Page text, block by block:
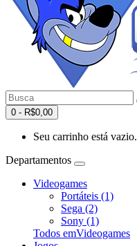
0 - R$0,00
Seu carrinho está vazio.
Departamentos
Videogames
Portáteis (1)
Sega (2)
Sony (1)
Todos emVideogames